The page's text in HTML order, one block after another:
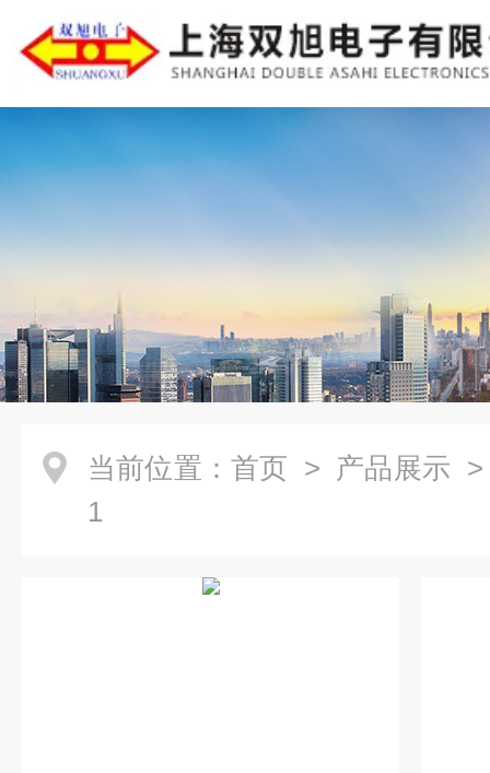
当前位置： 首页 > 产品展示
1